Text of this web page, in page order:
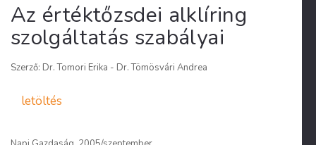
Az értéktőzsdei alklíring
szolgáltatás szabályai
Szerző: Dr. Tomori Erika - Dr. Tömösvári Andrea
letöltés